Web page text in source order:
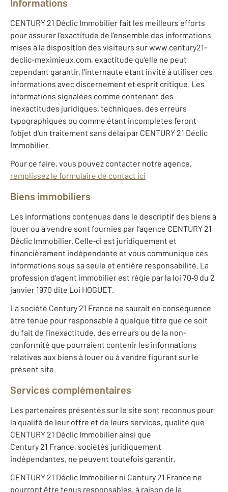
Informations
CENTURY 21 Déclic Immobilier fait les meilleurs efforts
pour assurer l'exactitude de l'ensemble des informations
mises à la disposition des visiteurs sur www.century21-
declic-meximieux.com, exactitude qu'elle ne peut
cependant garantir, l'internaute étant invité à utiliser ces
informations avec discernement et esprit critique. Les
informations signalées comme contenant des
inexactitudes juridiques, techniques, des erreurs
typographiques ou comme étant incomplètes feront
l'objet d'un traitement sans délai par CENTURY 21 Déclic
Immobilier.
Pour ce faire, vous pouvez contacter notre agence,
remplissez le formulaire de contact ici
Biens immobiliers
Les informations contenues dans le descriptif des biens à
louer ou à vendre sont fournies par l’agence CENTURY 21
Déclic Immobilier. Celle‐ci est juridiquement et
financièrement indépendante et vous communique ces
informations sous sa seule et entière responsabilité. La
profession d'agent immobilier est régie par la loi 70‐9 du 2
janvier 1970 dite Loi HOGUET.
La société Century 21 France ne saurait en conséquence
être tenue pour responsable à quelque titre que ce soit
du fait de l'inexactitude, des erreurs ou de la non-
conformité que pourraient contenir les informations
relatives aux biens à louer ou à vendre figurant sur le
présent site.
Services complémentaires
Les partenaires présentés sur le site sont reconnus pour
la qualité de leur offre et de leurs services, qualité que
CENTURY 21 Déclic Immobilier ainsi que
Century 21 France, sociétés juridiquement
indépendantes, ne peuvent toutefois garantir.
CENTURY 21 Déclic Immobilier ni Century 21 France ne
pourront être tenus responsables, à raison de la